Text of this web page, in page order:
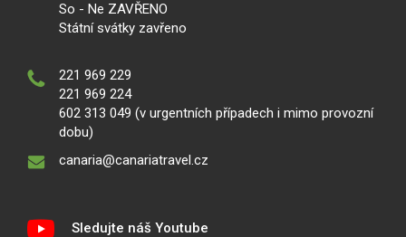
So - Ne ZAVŘENO
Státní svátky zavřeno
221 969 229
221 969 224
602 313 049 (v urgentních případech i mimo provozní
dobu)
canaria@canariatravel.cz
Sledujte náš Youtube